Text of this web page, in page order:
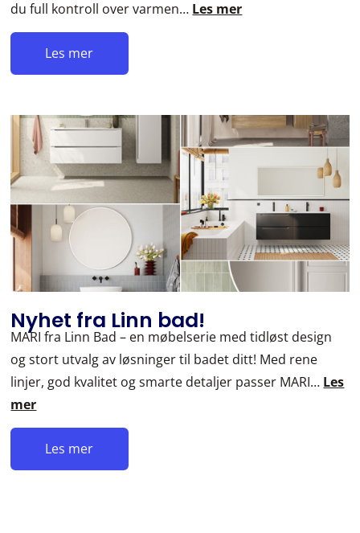
du full kontroll over varmen… Les mer
Les mer
Nyhet fra Linn bad!
MARI fra Linn Bad – en møbelserie med tidløst design
og stort utvalg av løsninger til badet ditt! Med rene
linjer, god kvalitet og smarte detaljer passer MARI… Les
mer
Les mer